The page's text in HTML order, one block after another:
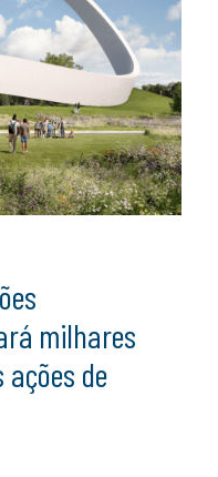
milhares
de